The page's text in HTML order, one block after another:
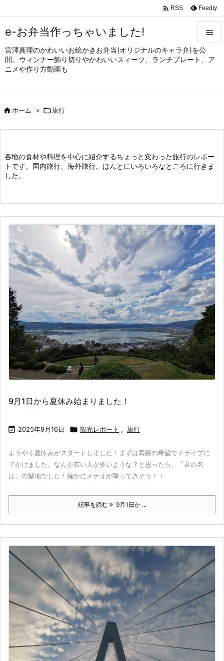
e-お弁当作っちゃいました!
宮澤真理のかわいいお絵かきお弁当(オリジナルのキャラ弁)を公
開。ウィンナー飾り切りやかわいいスィーツ、ランチプレート、ア
ニメや作り方動画も


メニュ
サイド


検索
 RSS Feedly
ホーム > 旅行
各地の食材や料理を中心に紹介するちょっと変わった旅行のレポー
トです。国内旅行、海外旅行。ほんとにいろいろなところに行きま
した。
9月1日から夏休み始まりました！
 2025年9月16日  観光レポート , 旅行
ようやく夏休みがスタートしました！まずは両親の希望でドライブに
でかけました。なんか若い人が多いような？と思ったら、「君の名
は」の聖地でした！確かにメテオが降ってきそう！！
記事を読む 9月1日か ...